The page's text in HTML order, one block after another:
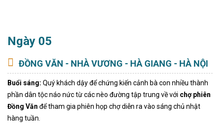
Ngày 05
ĐỒNG VĂN - NHÀ VƯƠNG - HÀ GIANG - HÀ NỘI
Buổi sáng: Quý khách dậy để chứng kiến cảnh bà con nhiều thành
phần dân tộc náo nức từ các nèo đường tập trung về với chợ phiên
Đồng Văn để tham gia phiên họp chợ diễn ra vào sáng chủ nhật
hàng tuần.